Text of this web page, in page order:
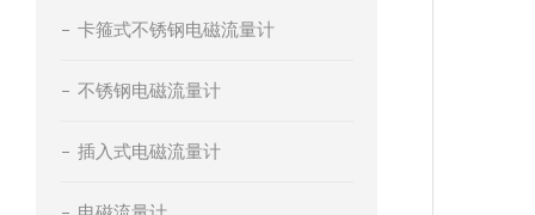
卡箍式不锈钢电磁流量计
不锈钢电磁流量计
插入式电磁流量计